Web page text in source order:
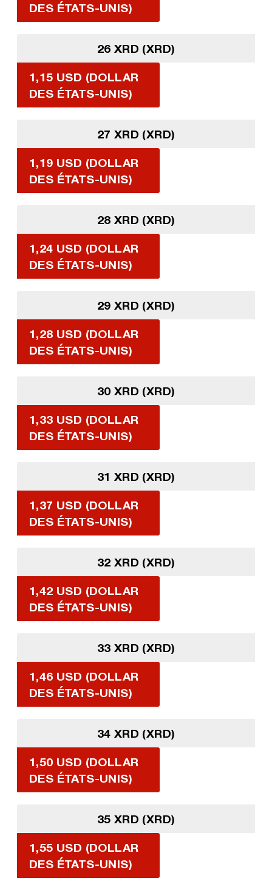
DES ÉTATS-UNIS)
26 XRD (XRD)
1,15 USD (DOLLAR
DES ÉTATS-UNIS)
27 XRD (XRD)
1,19 USD (DOLLAR
DES ÉTATS-UNIS)
28 XRD (XRD)
1,24 USD (DOLLAR
DES ÉTATS-UNIS)
29 XRD (XRD)
1,28 USD (DOLLAR
DES ÉTATS-UNIS)
30 XRD (XRD)
1,33 USD (DOLLAR
DES ÉTATS-UNIS)
31 XRD (XRD)
1,37 USD (DOLLAR
DES ÉTATS-UNIS)
32 XRD (XRD)
1,42 USD (DOLLAR
DES ÉTATS-UNIS)
33 XRD (XRD)
1,46 USD (DOLLAR
DES ÉTATS-UNIS)
34 XRD (XRD)
1,50 USD (DOLLAR
DES ÉTATS-UNIS)
35 XRD (XRD)
1,55 USD (DOLLAR
DES ÉTATS-UNIS)